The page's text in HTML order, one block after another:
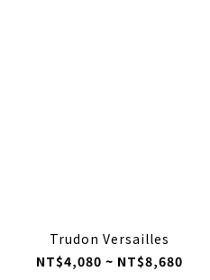
Trudon Versailles
NT$4,080 ~ NT$8,680